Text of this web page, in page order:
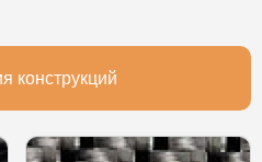
конструкций